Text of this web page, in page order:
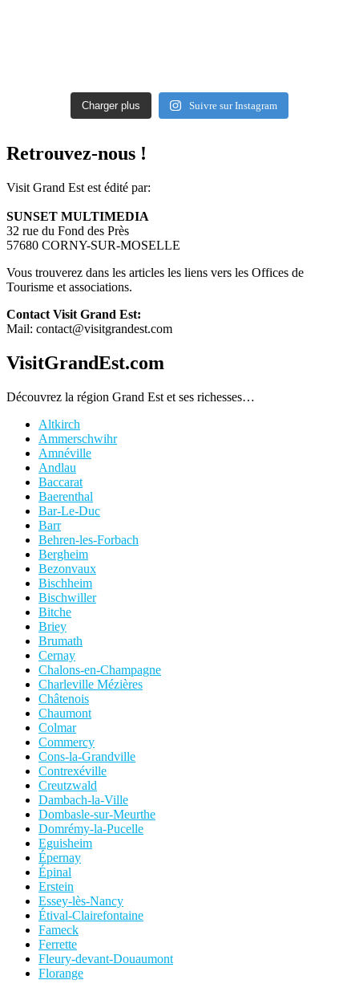
Charger plus Suivre sur Instagram
Retrouvez-nous !
Visit Grand Est est édité par:
SUNSET MULTIMEDIA
32 rue du Fond des Près
57680 CORNY-SUR-MOSELLE
Vous trouverez dans les articles les liens vers les Offices de
Tourisme et associations.
Contact Visit Grand Est:
Mail: contact@visitgrandest.com
VisitGrandEst.com
Découvrez la région Grand Est et ses richesses…
Altkirch
Ammerschwihr
Amnéville
Andlau
Baccarat
Baerenthal
Bar-Le-Duc
Barr
Behren-les-Forbach
Bergheim
Bezonvaux
Bischheim
Bischwiller
Bitche
Briey
Brumath
Cernay
Chalons-en-Champagne
Charleville Mézières
Châtenois
Chaumont
Colmar
Commercy
Cons-la-Grandville
Contrexéville
Creutzwald
Dambach-la-Ville
Dombasle-sur-Meurthe
Domrémy-la-Pucelle
Eguisheim
Épernay
Épinal
Erstein
Essey-lès-Nancy
Étival-Clairefontaine
Fameck
Ferrette
Fleury-devant-Douaumont
Florange